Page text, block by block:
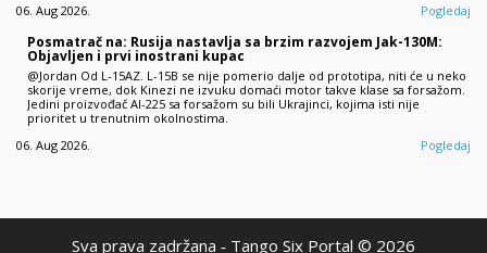
06. Aug 2026.
Pogledaj
Posmatrač na: Rusija nastavlja sa brzim razvojem Jak-130M:
Objavljen i prvi inostrani kupac
@Jordan Od L-15AZ. L-15B se nije pomerio dalje od prototipa, niti će u neko
skorije vreme, dok Kinezi ne izvuku domaći motor takve klase sa forsažom.
Jedini proizvođač AI-225 sa forsažom su bili Ukrajinci, kojima isti nije
prioritet u trenutnim okolnostima.
06. Aug 2026.
Pogledaj
Sva prava zadržana ‐ Tango Six Portal © 2026